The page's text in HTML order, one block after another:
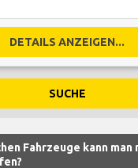
DETAILS ANZEIGEN...
SUCHE
Fahrzeuge kann man